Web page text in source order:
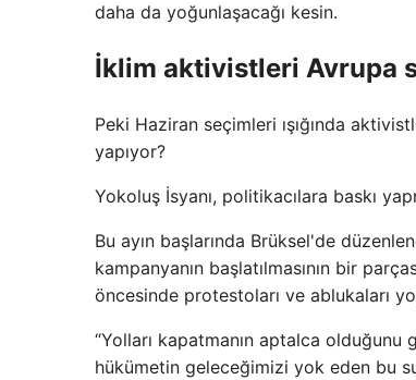
daha da yoğunlaşacağı kesin.
İklim aktivistleri Avrupa
Peki Haziran seçimleri ışığında
yapıyor?
Yokoluş İsyanı, politikacılara baskı
Bu ayın başlarında Brüksel'de
kampanyanın başlatılmasının bir
öncesinde protestoları ve ablukaları
“Yolları kapatmanın aptalca
hükümetin geleceğimizi yok eden bu